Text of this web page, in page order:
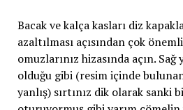
Bacak ve kalça kasları diz
azaltılması açısından çok
omuzlarınız hizasında açın.
olduğu gibi (resim içinde
yanlış) sırtınız dik olarak sanki